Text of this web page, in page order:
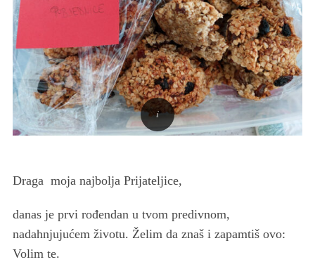
Draga moja najbolja Prijateljice,
danas je prvi rođendan u tvom predivnom,
nadahnjujućem životu. Želim da znaš i zapamtiš ovo:
Volim te.